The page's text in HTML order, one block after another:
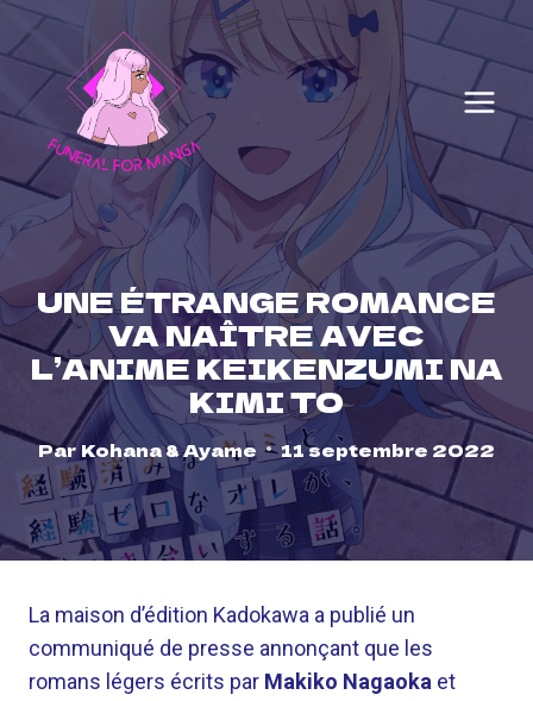
Skip
to
content
UNE ÉTRANGE ROMANCE
VA NAÎTRE AVEC
L’ANIME KEIKENZUMI NA
KIMI TO
Par Kohana & Ayame 11 septembre 2022
La maison d’édition Kadokawa a publié un
communiqué de presse annonçant que les
romans légers écrits par Makiko Nagaoka et